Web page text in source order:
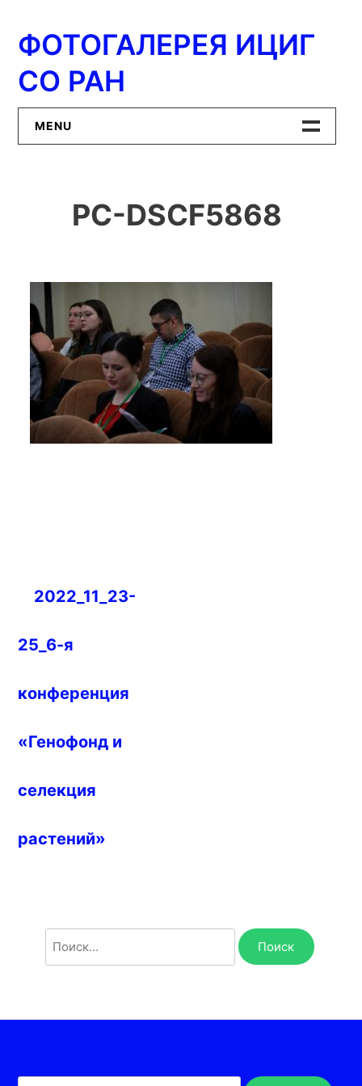
содержимому
ФОТОГАЛЕРЕЯ ИЦИГ
СО РАН
MENU
ИЦиГ СО РАН
PC-DSCF5868
Навигация
записям
2022_11_23-
25_6-я
конференция
«Генофонд и
селекция
растений»
Найти: